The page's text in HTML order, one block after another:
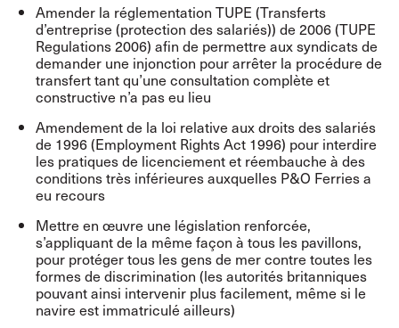
Amender la réglementation TUPE (Transferts
d’entreprise (protection des salariés)) de 2006 (TUPE
Regulations 2006) afin de permettre aux syndicats de
demander une injonction pour arrêter la procédure de
transfert tant qu’une consultation complète et
constructive n’a pas eu lieu
Amendement de la loi relative aux droits des salariés
de 1996 (Employment Rights Act 1996) pour interdire
les pratiques de licenciement et réembauche à des
conditions très inférieures auxquelles P&O Ferries a
eu recours
Mettre en œuvre une législation renforcée,
s’appliquant de la même façon à tous les pavillons,
pour protéger tous les gens de mer contre toutes les
formes de discrimination (les autorités britanniques
pouvant ainsi intervenir plus facilement, même si le
navire est immatriculé ailleurs)